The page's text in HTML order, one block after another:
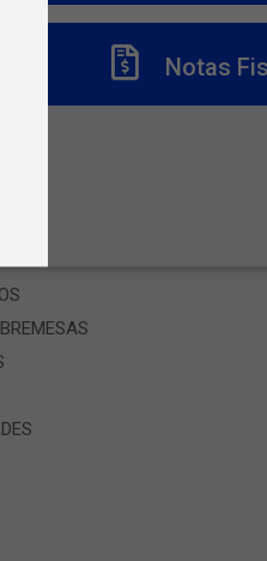
Notas